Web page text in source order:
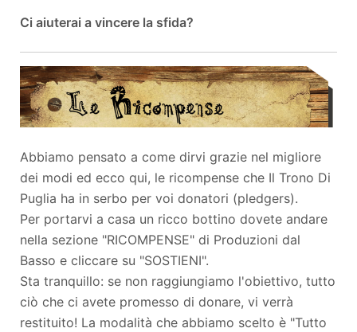
Ci aiuterai a vincere la sfida?
Abbiamo pensato a come dirvi grazie nel migliore
dei modi ed ecco qui, le ricompense che Il Trono Di
Puglia ha in serbo per voi donatori (pledgers).
Per portarvi a casa un ricco bottino dovete andare
nella sezione "RICOMPENSE" di Produzioni dal
Basso e cliccare su "SOSTIENI".
Sta tranquillo: se non raggiungiamo l'obiettivo, tutto
ciò che ci avete promesso di donare, vi verrà
restituito! La modalità che abbiamo scelto è "Tutto